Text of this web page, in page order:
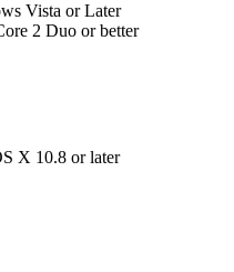
Vista or Later
2 Duo or better
X 10.8 or later